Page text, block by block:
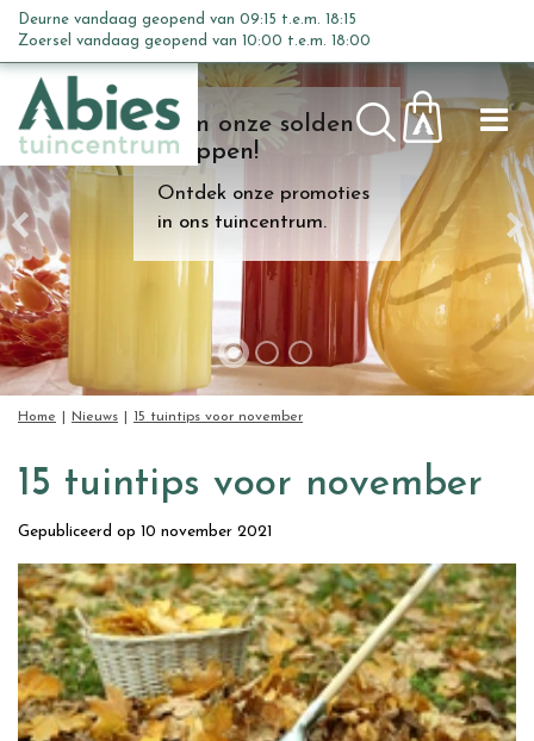
n
c
o
n
t
e
n
t
Kom onze solden
shoppen!
Ontdek onze promoties
in ons tuincentrum.
Home Nieuws 15 tuintips voor november
Deurne vandaag geopend van 09:15 t.e.m. 18:15
Zoersel vandaag geopend van 10:00 t.e.m. 18:00
15 tuintips voor november
Gepubliceerd op 10 november 2021